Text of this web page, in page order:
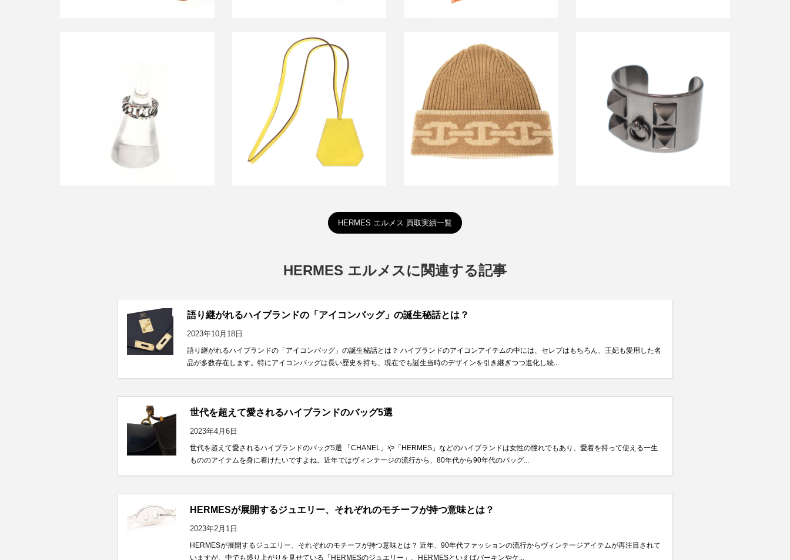
ーチェーンリング
買取金額50,000円
詳しく見る
エルメス ハットクリップ カピュシーヌ
買取金額30,000円
詳しく見る
エルメス Heaven Chaine D’ancre シェ
ーヌ・ダンクル ジャガードカシミヤニ
ットキャップ
買取金額26,400円
詳しく見る
エルメス Collier de Chien Noir Bracelet
コリエドシアン バングル ブレスレット
買取金額26,400円
詳しく見る
HERMES エルメス 買取実績一覧
HERMES エルメスに関連する記事
語り継がれるハイブランドの「アイコンバッグ」の誕生秘話とは？
2023年10月18日
語り継がれるハイブランドの「アイコンバッグ」の誕生秘話とは？ ハイブランドのアイコンアイテムの中には、セレブはもちろん、王妃も愛用した名
品が多数存在します。特にアイコンバッグは長い歴史を持ち、現在でも誕生当時のデザインを引き継ぎつつ進化し続...
世代を超えて愛されるハイブランドのバッグ5選
2023年4月6日
世代を超えて愛されるハイブランドのバッグ5選 「CHANEL」や「HERMES」などのハイブランドは女性の憧れでもあり、愛着を持って使える一生
もののアイテムを身に着けたいですよね。近年ではヴィンテージの流行から、80年代から90年代のバッグ...
HERMESが展開するジュエリー、それぞれのモチーフが持つ意味とは？
2023年2月1日
HERMESが展開するジュエリー、それぞれのモチーフが持つ意味とは？ 近年、90年代ファッションの流行からヴィンテージアイテムが再注目されて
いますが、中でも盛り上がりを見せている「HERMESのジュエリー」。HERMESといえばバーキンやケ...